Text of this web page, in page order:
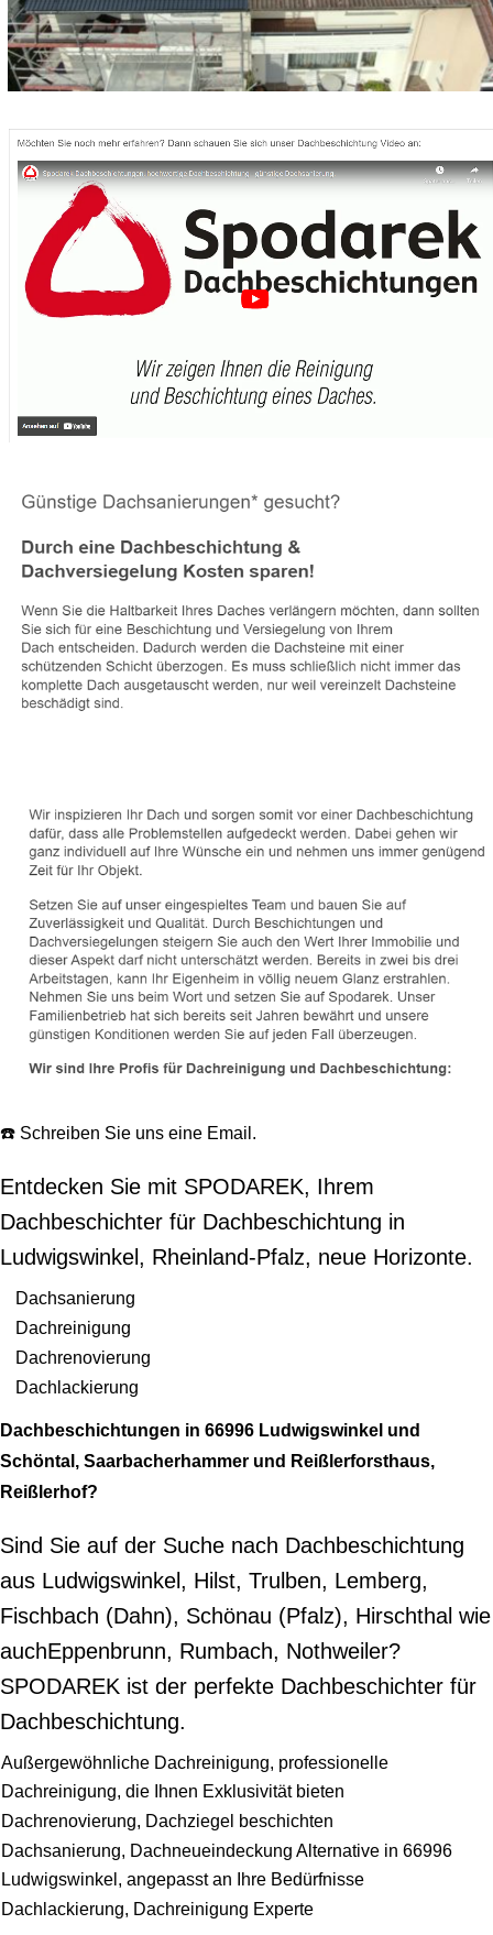
☎️ Schreiben Sie uns eine Email.
Entdecken Sie mit SPODAREK, Ihrem
Dachbeschichter für Dachbeschichtung in
Ludwigswinkel, Rheinland-Pfalz, neue Horizonte.
Dachsanierung
Dachreinigung
Dachrenovierung
Dachlackierung
Dachbeschichtungen in 66996 Ludwigswinkel und
Schöntal, Saarbacherhammer und Reißlerforsthaus,
Reißlerhof?
Sind Sie auf der Suche nach Dachbeschichtung
aus Ludwigswinkel, Hilst, Trulben, Lemberg,
Fischbach (Dahn), Schönau (Pfalz), Hirschthal wie
auchEppenbrunn, Rumbach, Nothweiler?
SPODAREK ist der perfekte Dachbeschichter für
Dachbeschichtung.
Außergewöhnliche Dachreinigung, professionelle
Dachreinigung, die Ihnen Exklusivität bieten
Dachrenovierung, Dachziegel beschichten
Dachsanierung, Dachneueindeckung Alternative in 66996
Ludwigswinkel, angepasst an Ihre Bedürfnisse
Dachlackierung, Dachreinigung Experte